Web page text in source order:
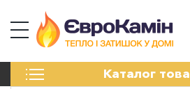
Каталог
ПЕЧІ